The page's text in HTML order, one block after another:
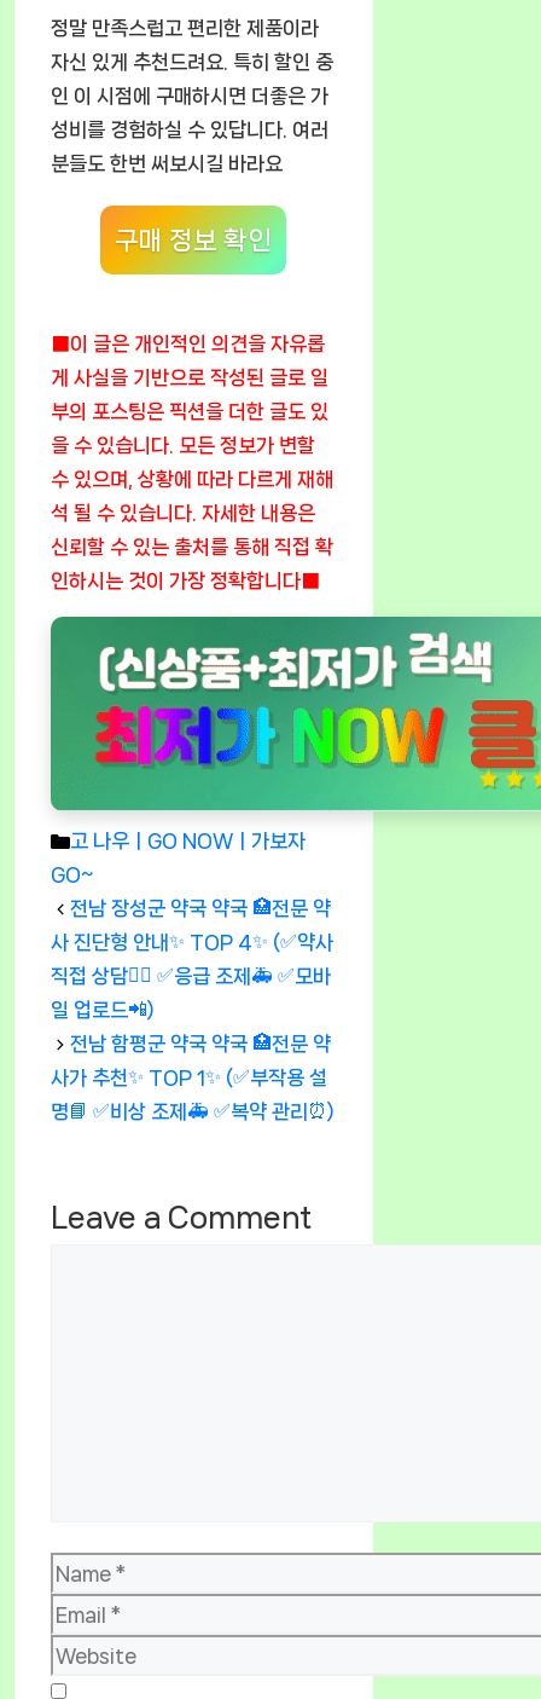
정말 만족스럽고 편리한 제품이라
자신 있게 추천드려요. 특히 할인 중
인 이 시점에 구매하시면 더좋은 가
성비를 경험하실 수 있답니다. 여러
분들도 한번 써보시길 바라요
구매 정보 확인
■이 글은 개인적인 의견을 자유롭
게 사실을 기반으로 작성된 글로 일
부의 포스팅은 픽션을 더한 글도 있
을 수 있습니다. 모든 정보가 변할
수 있으며, 상황에 따라 다르게 재해
석 될 수 있습니다. 자세한 내용은
신뢰할 수 있는 출처를 통해 직접 확
인하시는 것이 가장 정확합니다■
Categories
고 나우ㅣGO NOWㅣ가보자
GO~
전남 장성군 약국 약국 🏥전문 약
사 진단형 안내✨ TOP 4✨ (✅약사
직접 상담👩‍⚕️ ✅응급 조제🚑 ✅모바
일 업로드📲)
전남 함평군 약국 약국 🏥전문 약
사가 추천✨ TOP 1✨ (✅부작용 설
명📘 ✅비상 조제🚑 ✅복약 관리⏰)
Leave a Comment
Name
Email
Website